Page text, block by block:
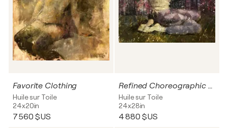
Favorite Clothing
Huile sur Toile
24x20in
7 560 $US
Refined Choreographic Primitive
Huile sur Toile
24x28in
4 880 $US